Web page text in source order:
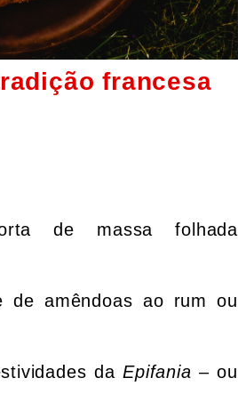
francesa
de massa folhada
de amêndoas ao rum ou
daEpifania – ou